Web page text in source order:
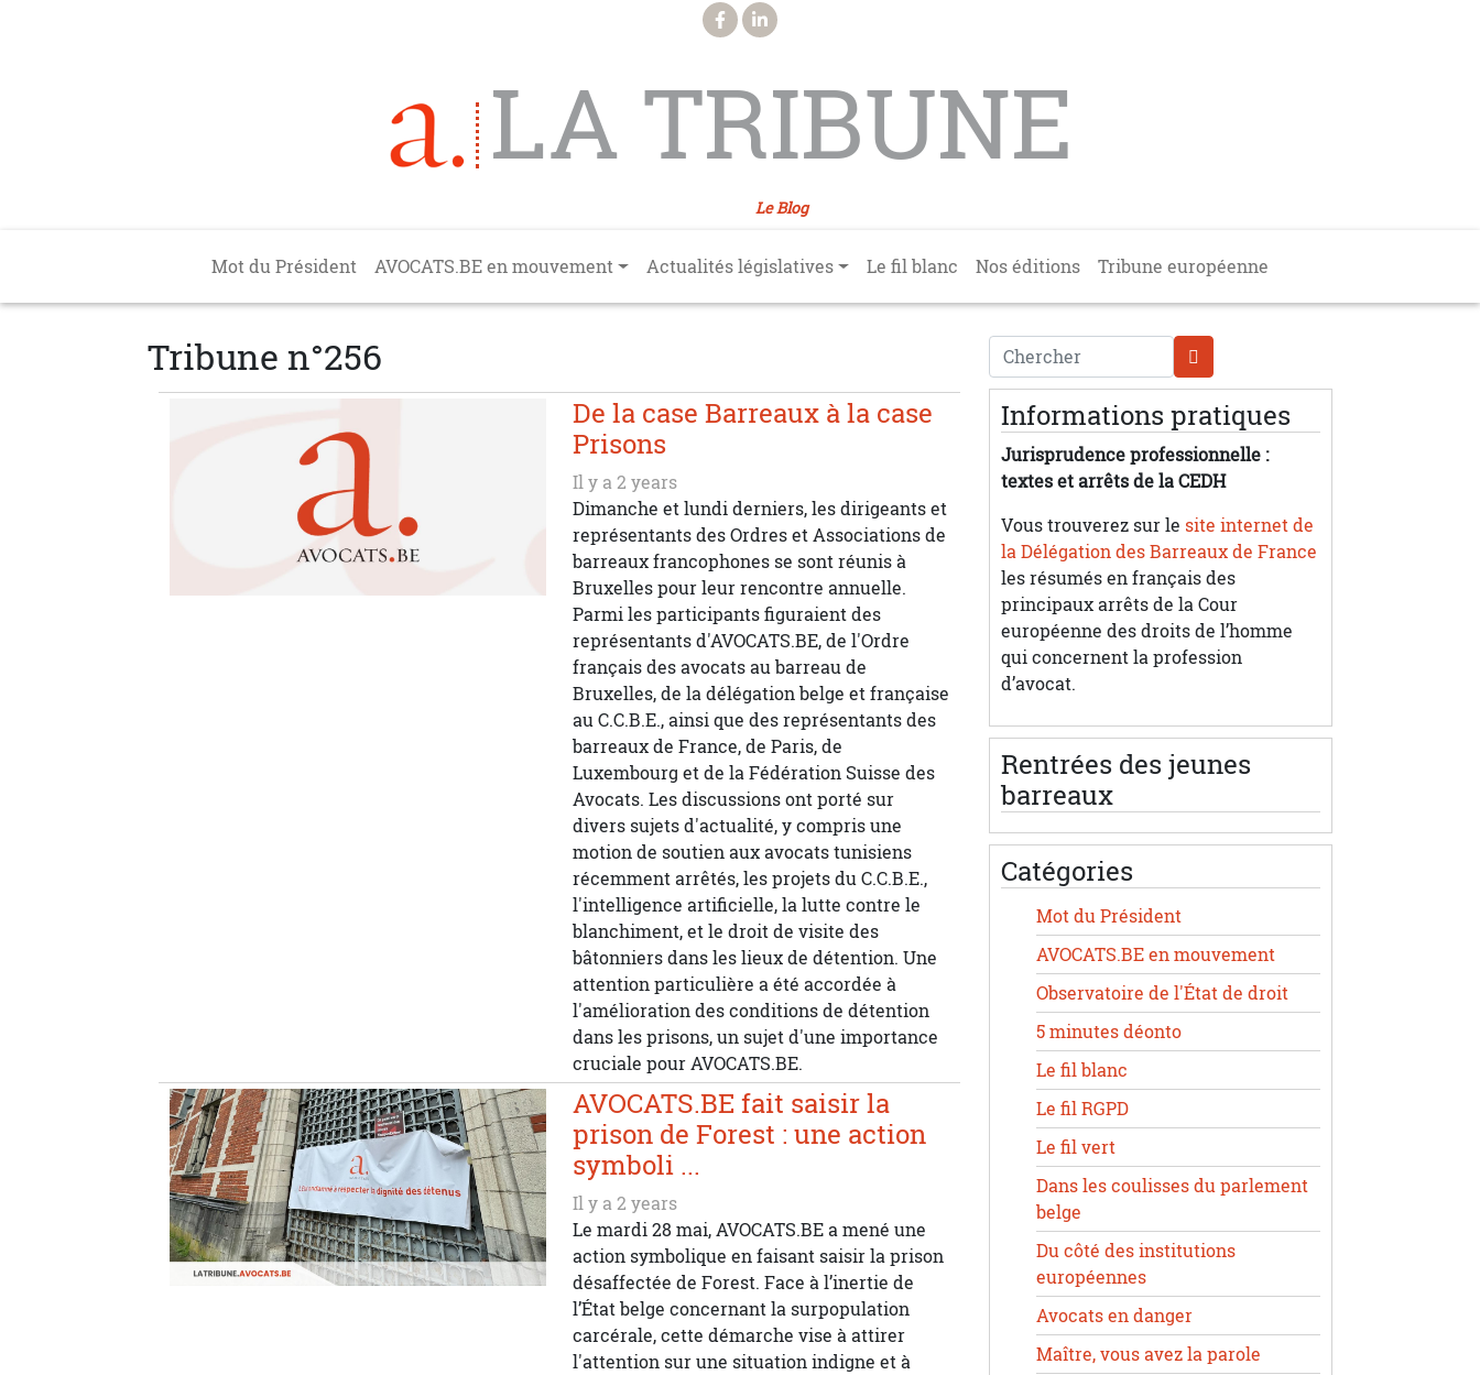
LA TRIBUNE
Le Blog
Main navigation
Mot du Président AVOCATS.BE en mouvement Actualités législatives Le fil blanc Nos éditions Tribune européenne
Tribune n°256
De la case Barreaux à la case
Prisons
Il y a 2 years
Dimanche et lundi derniers, les dirigeants et
représentants des Ordres et Associations de
barreaux francophones se sont réunis à
Bruxelles pour leur rencontre annuelle.
Parmi les participants figuraient des
représentants d'AVOCATS.BE, de l'Ordre
français des avocats au barreau de
Bruxelles, de la délégation belge et française
au C.C.B.E., ainsi que des représentants des
barreaux de France, de Paris, de
Luxembourg et de la Fédération Suisse des
Avocats. Les discussions ont porté sur
divers sujets d'actualité, y compris une
motion de soutien aux avocats tunisiens
récemment arrêtés, les projets du C.C.B.E.,
l'intelligence artificielle, la lutte contre le
blanchiment, et le droit de visite des
bâtonniers dans les lieux de détention. Une
attention particulière a été accordée à
l'amélioration des conditions de détention
dans les prisons, un sujet d'une importance
cruciale pour AVOCATS.BE.
AVOCATS.BE fait saisir la
prison de Forest : une action
symboli ...
Il y a 2 years
Le mardi 28 mai, AVOCATS.BE a mené une
action symbolique en faisant saisir la prison
désaffectée de Forest. Face à l’inertie de
l’État belge concernant la surpopulation
carcérale, cette démarche vise à attirer
l'attention sur une situation indigne et à
Chercher
Informations pratiques
Jurisprudence professionnelle :
textes et arrêts de la CEDH
Vous trouverez sur le site internet de
la Délégation des Barreaux de France
les résumés en français des
principaux arrêts de la Cour
européenne des droits de l’homme
qui concernent la profession
d’avocat.
Rentrées des jeunes
barreaux
Catégories
Mot du Président
AVOCATS.BE en mouvement
Observatoire de l'État de droit
5 minutes déonto
Le fil blanc
Le fil RGPD
Le fil vert
Dans les coulisses du parlement
belge
Du côté des institutions
européennes
Avocats en danger
Maître, vous avez la parole